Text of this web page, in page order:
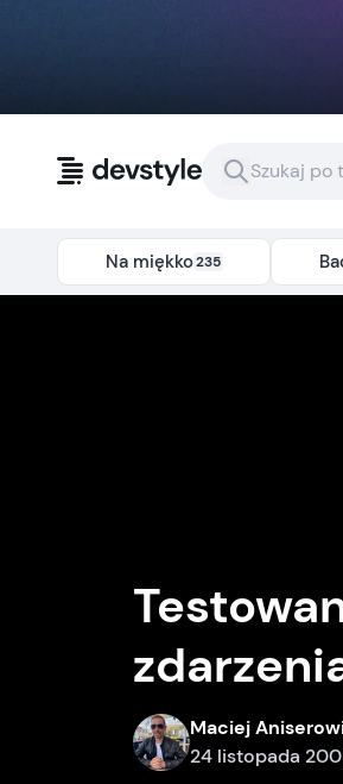
Na miękko235
Maciej
24 listopada